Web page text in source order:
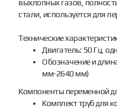
выхлопных газов,
стали, используется для
Технические
Двигатель: 50 Гц,
Обозначение и
мм-2640 мм)
Компоненты переменной
Комплект труб для